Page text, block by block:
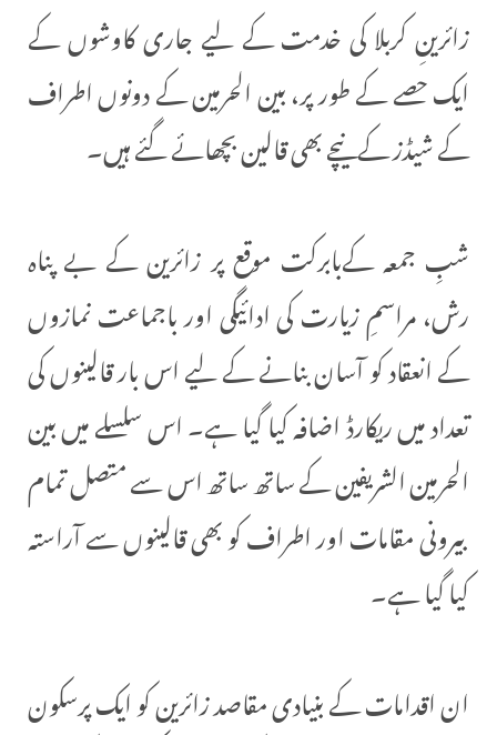
زائرینِ کربلا کی خدمت کے لیے جاری کاوشوں کے
ایک حصے کے طور پر، بین الحرمین کے دونوں اطراف
کے شیڈز کے نیچے بھی قالین بچھائے گئے ہیں۔
شبِ جمعہ کےبابرکت موقع پر زائرین کے بے پناہ
رش، مراسمِ زیارت کی ادائیگی اور باجماعت نمازوں
کے انعقاد کو آسان بنانے کے لیے اس بار قالینوں کی
تعداد میں ریکارڈ اضافہ کیا گیا ہے۔ اس سلسلے میں بین
الحرمین الشریفین کے ساتھ ساتھ اس سے متصل تمام
بیرونی مقامات اور اطراف کو بھی قالینوں سے آراستہ
کیا گیا ہے۔
ان اقدامات کے بنیادی مقاصد زائرین کو ایک پرسکون